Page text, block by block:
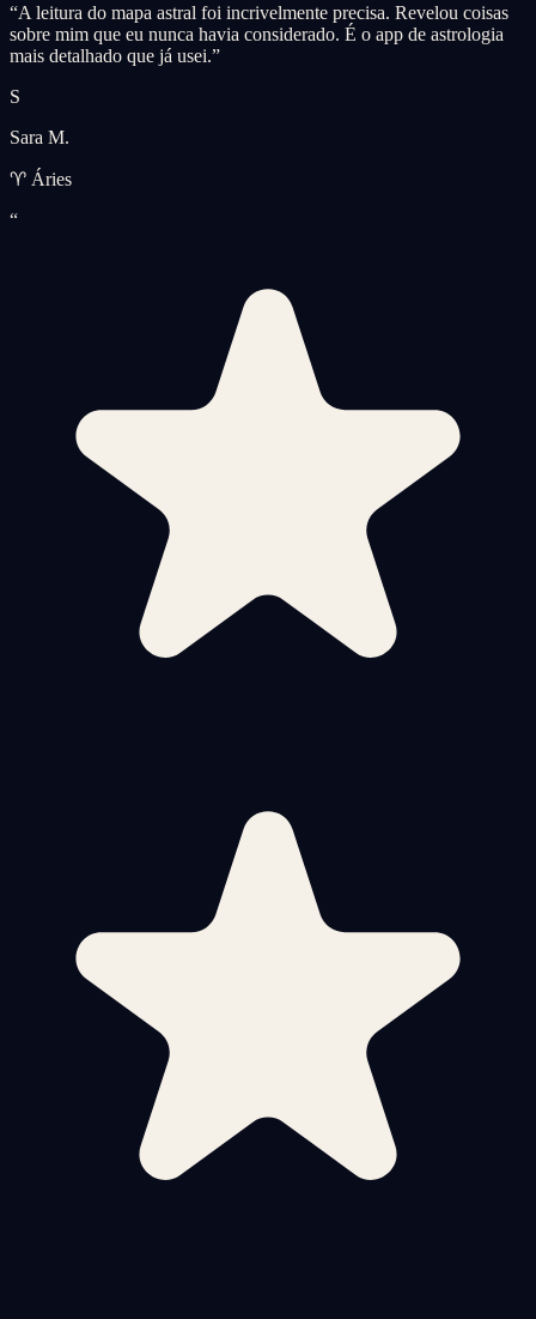
“A leitura do mapa astral foi incrivelmente precisa. Revelou coisas
sobre mim que eu nunca havia considerado. É o app de astrologia
mais detalhado que já usei.”
S
Sara M.
♈ Áries
“